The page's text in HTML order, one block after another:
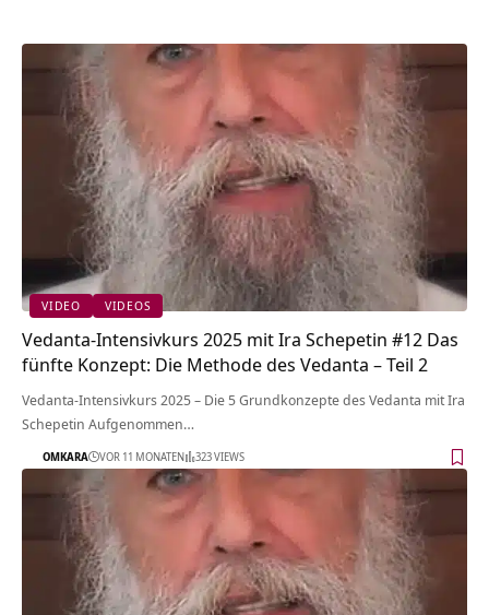
VIDEO VIDEOS
Vedanta-Intensivkurs 2025 mit Ira Schepetin #12 Das
fünfte Konzept: Die Methode des Vedanta – Teil 2
Vedanta-Intensivkurs 2025 – Die 5 Grundkonzepte des Vedanta mit Ira
Schepetin Aufgenommen…
OMKARA VOR 11 MONATEN 323 VIEWS